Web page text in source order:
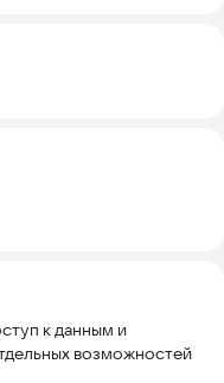
к данным и
возможностей